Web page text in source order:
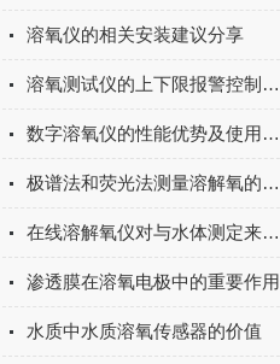
溶氧仪的相关安装建议分享
溶氧测试仪的上下限报警控制信号传输讲解
数字溶氧仪的性能优势及使用注意事项
极谱法和荧光法测量溶解氧的区别
在线溶解氧仪对与水体测定来说有何作用？
渗透膜在溶氧电极中的重要作用
水质中水质溶氧传感器的价值